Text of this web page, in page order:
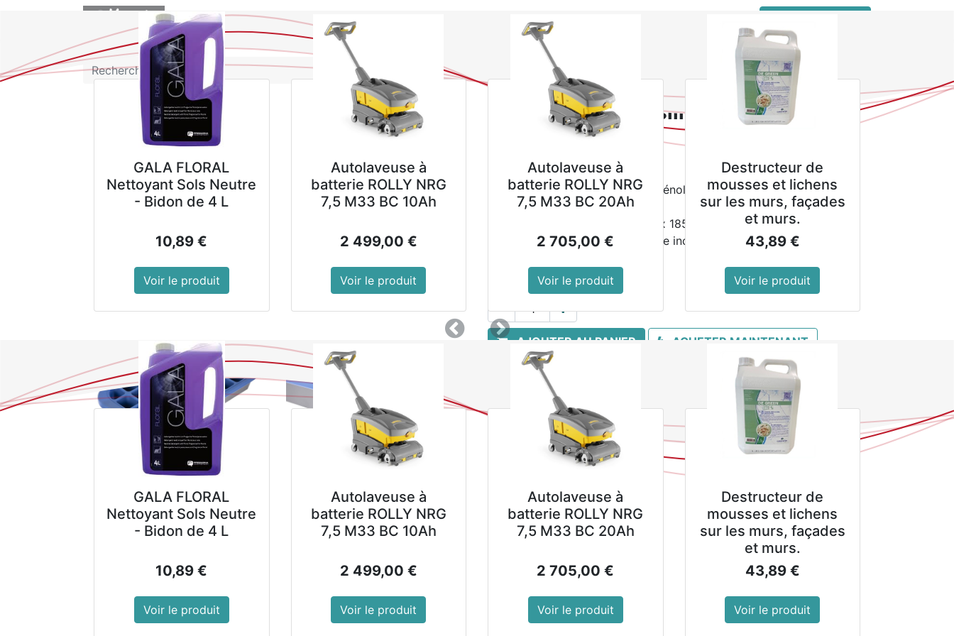
BOUTIQUE NOUVEAUTES
Tous les produits
Bac à glaçons en silicone
Référence : CS550
Matériel : Silicone (sans bisphénol A)
Poids : 320 g
Dimensions : 40(H) x 345(L) x 185(P) mm
Montrer les prix avec la taxe inclue
24,49€ hors TVA
AJOUTER AU PANIER ACHETER MAINTENANT
GALA FLORAL
Nettoyant Sols Neutre
- Bidon de 4 L
10,89 €
Voir le produit
Autolaveuse à
batterie ROLLY NRG
7,5 M33 BC 10Ah
2 499,00 €
Voir le produit
Autolaveuse à
batterie ROLLY NRG
7,5 M33 BC 20Ah
2 705,00 €
Voir le produit
Destructeur de
mousses et lichens
sur les murs, façades
et murs.
43,89€
Voir le produit
PrécedentSuivant
GALA FLORAL
Nettoyant Sols Neutre
- Bidon de 4 L
10,89 €
Voir le produit
Autolaveuse à
batterie ROLLY NRG
7,5 M33 BC 10Ah
2 499,00 €
Voir le produit
Autolaveuse à
batterie ROLLY NRG
7,5 M33 BC 20Ah
2 705,00 €
Voir le produit
Destructeur de
mousses et lichens
sur les murs, façades
et murs.
43,89€
Voir le produit